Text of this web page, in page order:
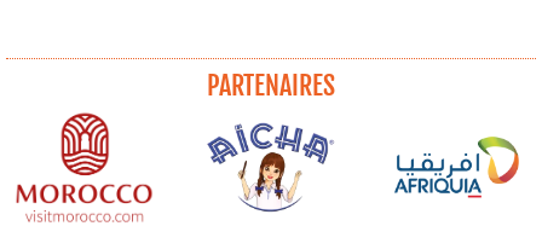
PARTENAIRES